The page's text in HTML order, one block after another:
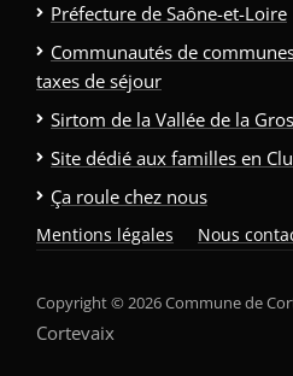
Préfecture de Saône-et-Loire
Communautés de
taxes de séjour
Sirtom de la Vallée de la
Site dédié aux familles en
Ça roule chez nous
Mentions légales Nous
Copyright © 2026 Commune de
Cortevaix